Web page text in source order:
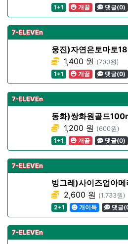
1+1
개꿀 댓글(0)
7-ELEVEn
웅진)자연은토마토
1,400 원 (700원)
1+1
개꿀 댓글(0)
7-ELEVEn
동화)쌍화원골드
1,200 원 (600원)
1+1
개꿀 댓글(0)
7-ELEVEn
빙그레)사이즈업아
2,600 원 (1,733원)
2+1
개이득 댓글
7-ELEVEn